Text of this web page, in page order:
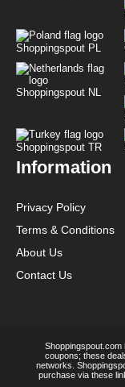
Shoppingspout PL
Shoppingspout NL
Shoppingspout TR
Information
Privacy Policy
Terms & Conditions
About Us
Contact Us
coupons; these
networks.
purchase via these